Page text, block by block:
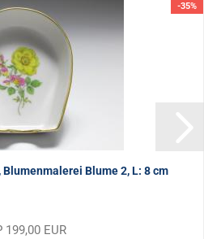
-35%
Blume 2, L: 8 cm
199,00 EUR